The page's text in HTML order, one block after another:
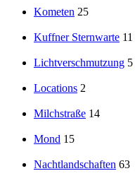
Kometen 25
Kuffner Sternwarte 11
Lichtverschmutzung 5
Locations 2
Milchstraße 14
Mond 15
Nachtlandschaften 63